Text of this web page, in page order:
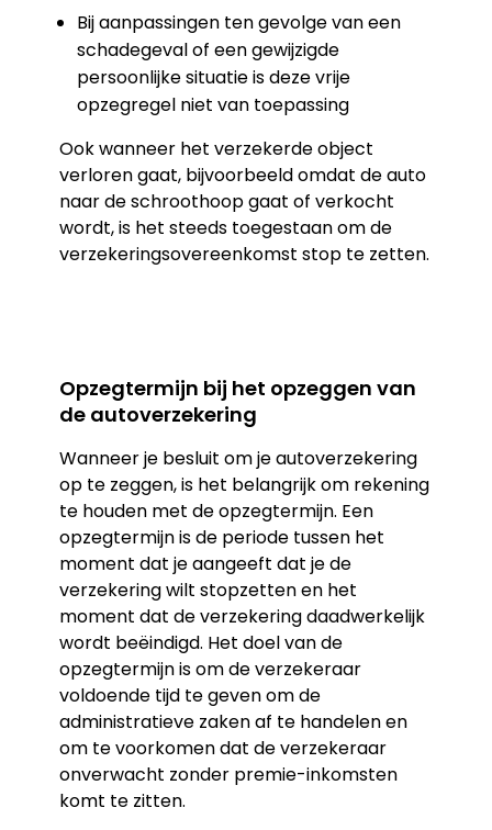
Bij aanpassingen ten gevolge van een
schadegeval of een gewijzigde
persoonlijke situatie is deze vrije
opzegregel niet van toepassing
Ook wanneer het verzekerde object
verloren gaat, bijvoorbeeld omdat de auto
naar de schroothoop gaat of verkocht
wordt, is het steeds toegestaan om de
verzekeringsovereenkomst stop te zetten.
Opzegtermijn bij het opzeggen van
de autoverzekering
Wanneer je besluit om je autoverzekering
op te zeggen, is het belangrijk om rekening
te houden met de opzegtermijn. Een
opzegtermijn is de periode tussen het
moment dat je aangeeft dat je de
verzekering wilt stopzetten en het
moment dat de verzekering daadwerkelijk
wordt beëindigd. Het doel van de
opzegtermijn is om de verzekeraar
voldoende tijd te geven om de
administratieve zaken af te handelen en
om te voorkomen dat de verzekeraar
onverwacht zonder premie-inkomsten
komt te zitten.